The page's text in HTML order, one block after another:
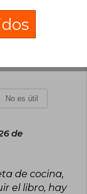
compro (esta
y
No es útil
de
de cocina,
el libro, hay